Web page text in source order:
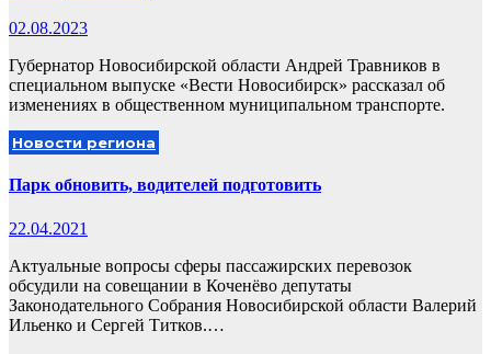
02.08.2023
Губернатор Новосибирской области Андрей Травников в
специальном выпуске «Вести Новосибирск» рассказал об
изменениях в общественном муниципальном транспорте.
Новости региона
Парк обновить, водителей подготовить
22.04.2021
Актуальные вопросы сферы пассажирских перевозок
обсудили на совещании в Коченёво депутаты
Законодательного Собрания Новосибирской области Валерий
Ильенко и Сергей Титков.…